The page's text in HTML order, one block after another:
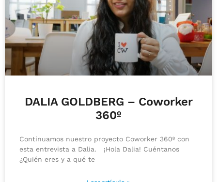
DALIA GOLDBERG – Coworker
360º
Continuamos nuestro proyecto Coworker 360º con
esta entrevista a Dalia. ¡Hola Dalia! Cuéntanos
¿Quién eres y a qué te